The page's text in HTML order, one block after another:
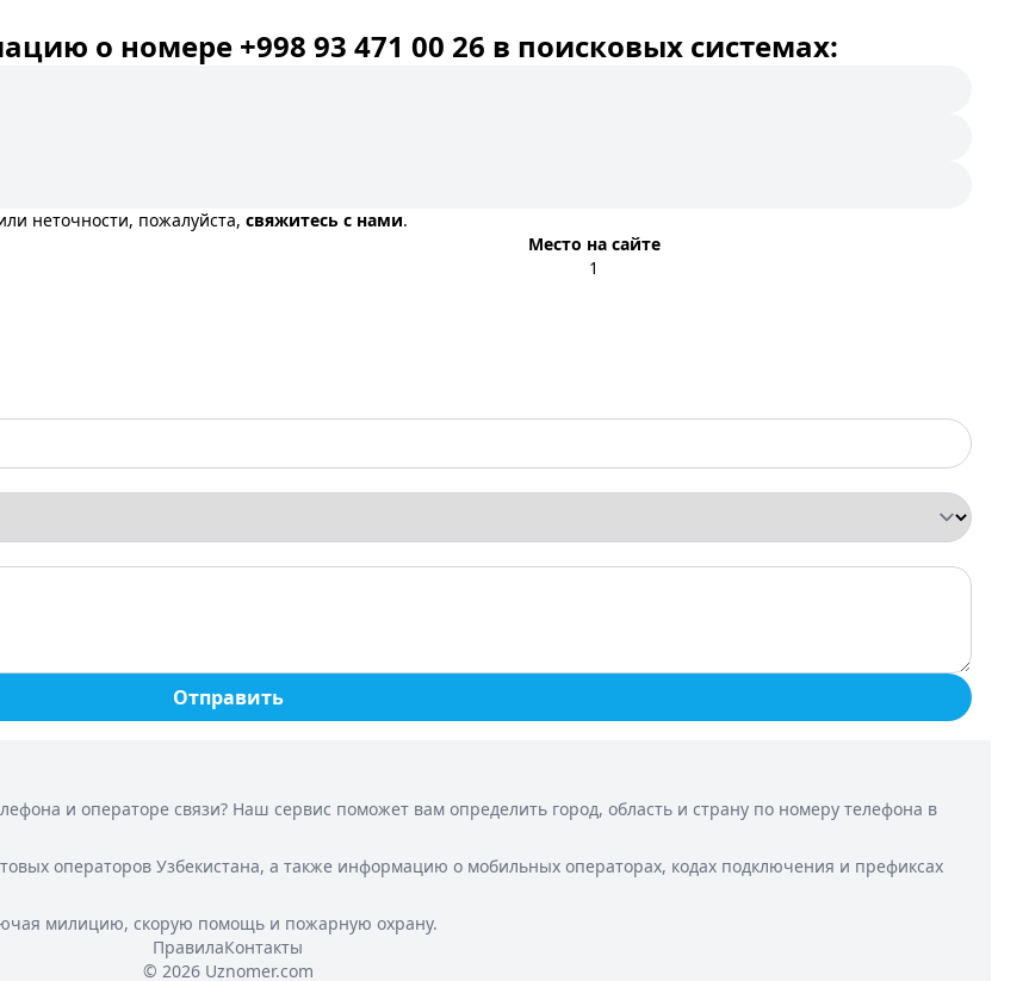
о номере +998 93 471 00 26 в поисковых системах:
неточности, пожалуйста, свяжитесь с нами.
Место на сайте
1
Отправить
и операторе связи? Наш сервис поможет вам определить город, область и страну по номеру телефона в
операторов Узбекистана, а также информацию о мобильных операторах, кодах подключения и префиксах
милицию, скорую помощь и пожарную охрану.
ПравилаКонтакты
© 2026 Uznomer.com